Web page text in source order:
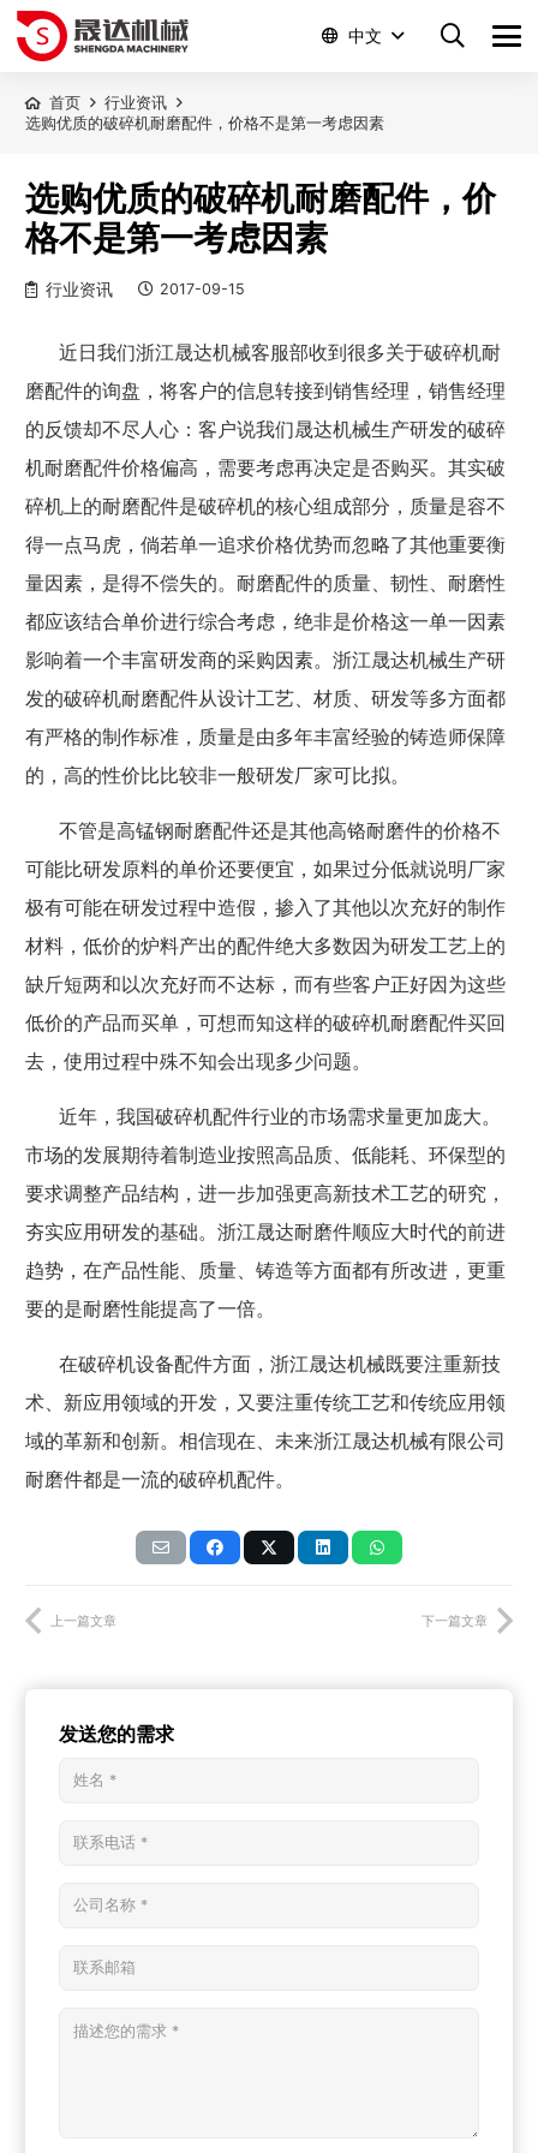
中文
首页
行业资讯
选购优质的破碎机耐磨配件，价格不是第一考虑因素
选购优质的破碎机耐磨配件，价
格不是第一考虑因素
行业资讯 2017-09-15
近日我们浙江晟达机械客服部收到很多关于破碎机耐
磨配件的询盘，将客户的信息转接到销售经理，销售经理
的反馈却不尽人心：客户说我们晟达机械生产研发的破碎
机耐磨配件价格偏高，需要考虑再决定是否购买。其实破
碎机上的耐磨配件是破碎机的核心组成部分，质量是容不
得一点马虎，倘若单一追求价格优势而忽略了其他重要衡
量因素，是得不偿失的。耐磨配件的质量、韧性、耐磨性
都应该结合单价进行综合考虑，绝非是价格这一单一因素
影响着一个丰富研发商的采购因素。浙江晟达机械生产研
发的破碎机耐磨配件从设计工艺、材质、研发等多方面都
有严格的制作标准，质量是由多年丰富经验的铸造师保障
的，高的性价比比较非一般研发厂家可比拟。
不管是高锰钢耐磨配件还是其他高铬耐磨件的价格不
可能比研发原料的单价还要便宜，如果过分低就说明厂家
极有可能在研发过程中造假，掺入了其他以次充好的制作
材料，低价的炉料产出的配件绝大多数因为研发工艺上的
缺斤短两和以次充好而不达标，而有些客户正好因为这些
低价的产品而买单，可想而知这样的破碎机耐磨配件买回
去，使用过程中殊不知会出现多少问题。
近年，我国破碎机配件行业的市场需求量更加庞大。
市场的发展期待着制造业按照高品质、低能耗、环保型的
要求调整产品结构，进一步加强更高新技术工艺的研究，
夯实应用研发的基础。浙江晟达耐磨件顺应大时代的前进
趋势，在产品性能、质量、铸造等方面都有所改进，更重
要的是耐磨性能提高了一倍。
在破碎机设备配件方面，浙江晟达机械既要注重新技
术、新应用领域的开发，又要注重传统工艺和传统应用领
域的革新和创新。相信现在、未来浙江晟达机械有限公司
耐磨件都是一流的破碎机配件。
上一篇文章 下一篇文章
发送您的需求